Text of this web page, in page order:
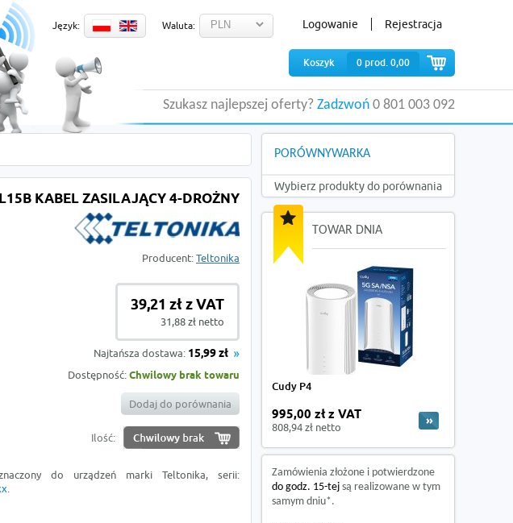
Język: Waluta: Logowanie Rejestracja
Koszyk 0 prod. 0,00
Szukasz najlepszej oferty? Zadzwoń 0 801 003 092
KABEL ZASILAJĄCY 4-DROŻNY
Producent:Teltonika
39,21 zł z VAT
31,88 zł netto
Najtańsza dostawa: 15,99 zł
Dostępność:Chwilowy brak towaru
Dodaj do porównania
Ilość:
do urządzeń marki Teltonika, serii:
PORÓWNYWARKA
Wybierz produkty do porównania
TOWAR DNIA
Cudy P4
995,00 zł z VAT
808,94 zł netto
Zamówienia złożone i potwierdzone
do godz. 15-tej są realizowane w tym
samym dniu*.